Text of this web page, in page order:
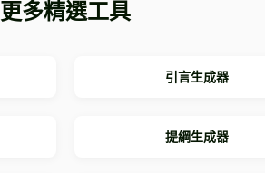
更多精選工具
引言生成器
提綱生成器